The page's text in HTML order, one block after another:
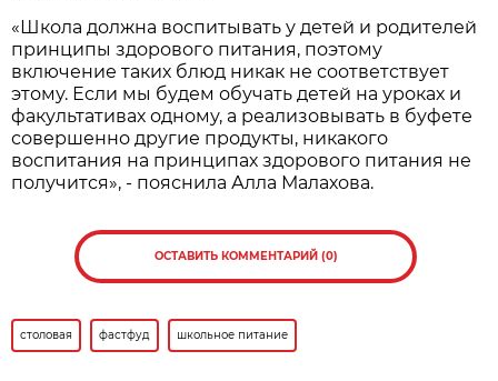
«Школа должна воспитывать у детей и родителей
принципы здорового питания, поэтому
включение таких блюд никак не соответствует
этому. Если мы будем обучать детей на уроках и
факультативах одному, а реализовывать в буфете
совершенно другие продукты, никакого
воспитания на принципах здорового питания не
получится», - пояснила Алла Малахова.
ОСТАВИТЬ КОММЕНТАРИЙ (0)
столовая фастфуд школьное питание